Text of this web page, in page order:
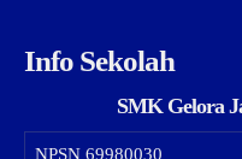
Info Sekolah
SMK Gelora
NPSN 69980030